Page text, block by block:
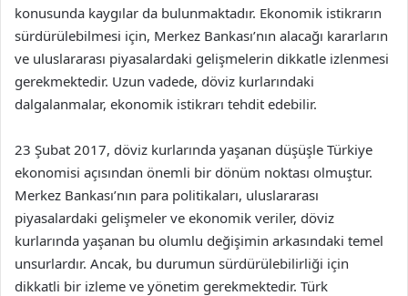
konusunda kaygılar da bulunmaktadır. Ekonomik istikrarın
sürdürülebilmesi için, Merkez Bankası’nın alacağı kararların
ve uluslararası piyasalardaki gelişmelerin dikkatle izlenmesi
gerekmektedir. Uzun vadede, döviz kurlarındaki
dalgalanmalar, ekonomik istikrarı tehdit edebilir.
23 Şubat 2017, döviz kurlarında yaşanan düşüşle Türkiye
ekonomisi açısından önemli bir dönüm noktası olmuştur.
Merkez Bankası’nın para politikaları, uluslararası
piyasalardaki gelişmeler ve ekonomik veriler, döviz
kurlarında yaşanan bu olumlu değişimin arkasındaki temel
unsurlardır. Ancak, bu durumun sürdürülebilirliği için
dikkatli bir izleme ve yönetim gerekmektedir. Türk